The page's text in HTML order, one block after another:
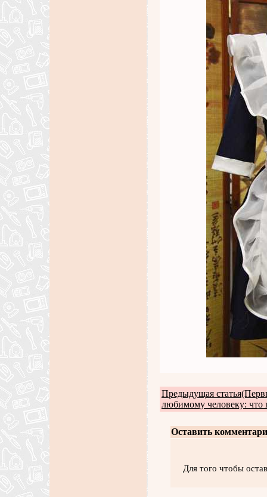
Предыдущая
любимому человеку: что
Оставить
Для того чтобы